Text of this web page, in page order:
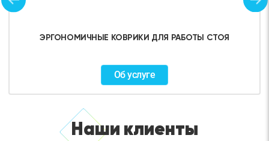
ЭРГОНОМИЧНЫЕ КОВРИКИ ДЛЯ РАБОТЫ СТОЯ
Об услуге
Наши клиенты